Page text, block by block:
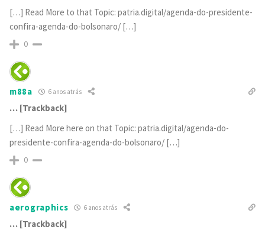
[…] Read More to that Topic: patria.digital/agenda-do-presidente-
confira-agenda-do-bolsonaro/ […]
0
m88a 6 anos atrás
… [Trackback]
[…] Read More here on that Topic: patria.digital/agenda-do-
presidente-confira-agenda-do-bolsonaro/ […]
0
aerographics 6 anos atrás
… [Trackback]